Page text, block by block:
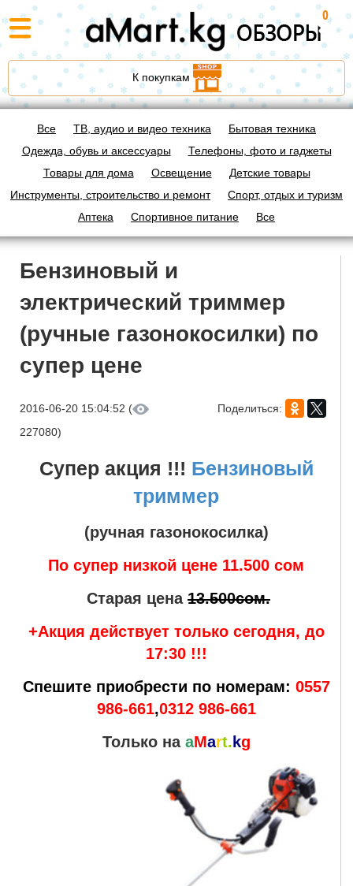
0
К покупкам
Все ТВ, аудио и видео техника
Бытовая техника
Одежда, обувь и аксессуары
Телефоны, фото и гаджеты
Товары для дома
Освещение
Детские товары
Инструменты, строительство и ремонт
Спорт, отдых и туризм
Аптека
Спортивное питание Все
Бензиновый и
электрический триммер
(ручные газонокосилки) по
супер цене
2016-06-20 15:04:52 (
227080)
Поделиться:
Супер акция !!! Бензиновый
триммер
(ручная газонокосилка)
По супер низкой цене 11.500 сом
Старая цена 13.500сом.
+Акция действует только сегодня, до
17:30 !!!
Спешите приобрести по номерам: 0557
986-661,0312 986-661
Только на aMart.kg